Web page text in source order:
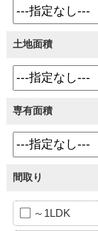
土地面積
専有面積
間取り
～1LDK